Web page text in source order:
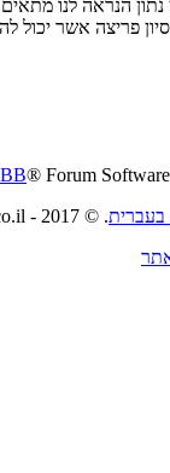
® Forum
. © 2017 - phpBB.co.il.